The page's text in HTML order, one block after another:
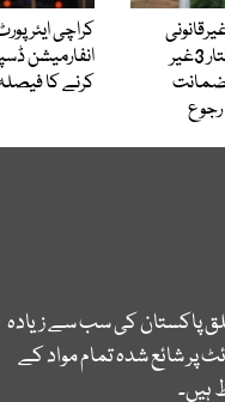
خرید و فروخت؛ گرفتار 3غیر
ضمانت
کراچی
انفارمیشن
کرنے کا
پاکستان کی سب سے زیادہ
شائع شدہ تمام مواد کے
ہیں۔